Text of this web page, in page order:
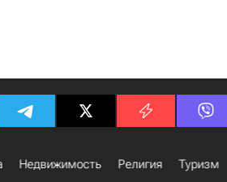
Недвижимость Религия Туризм